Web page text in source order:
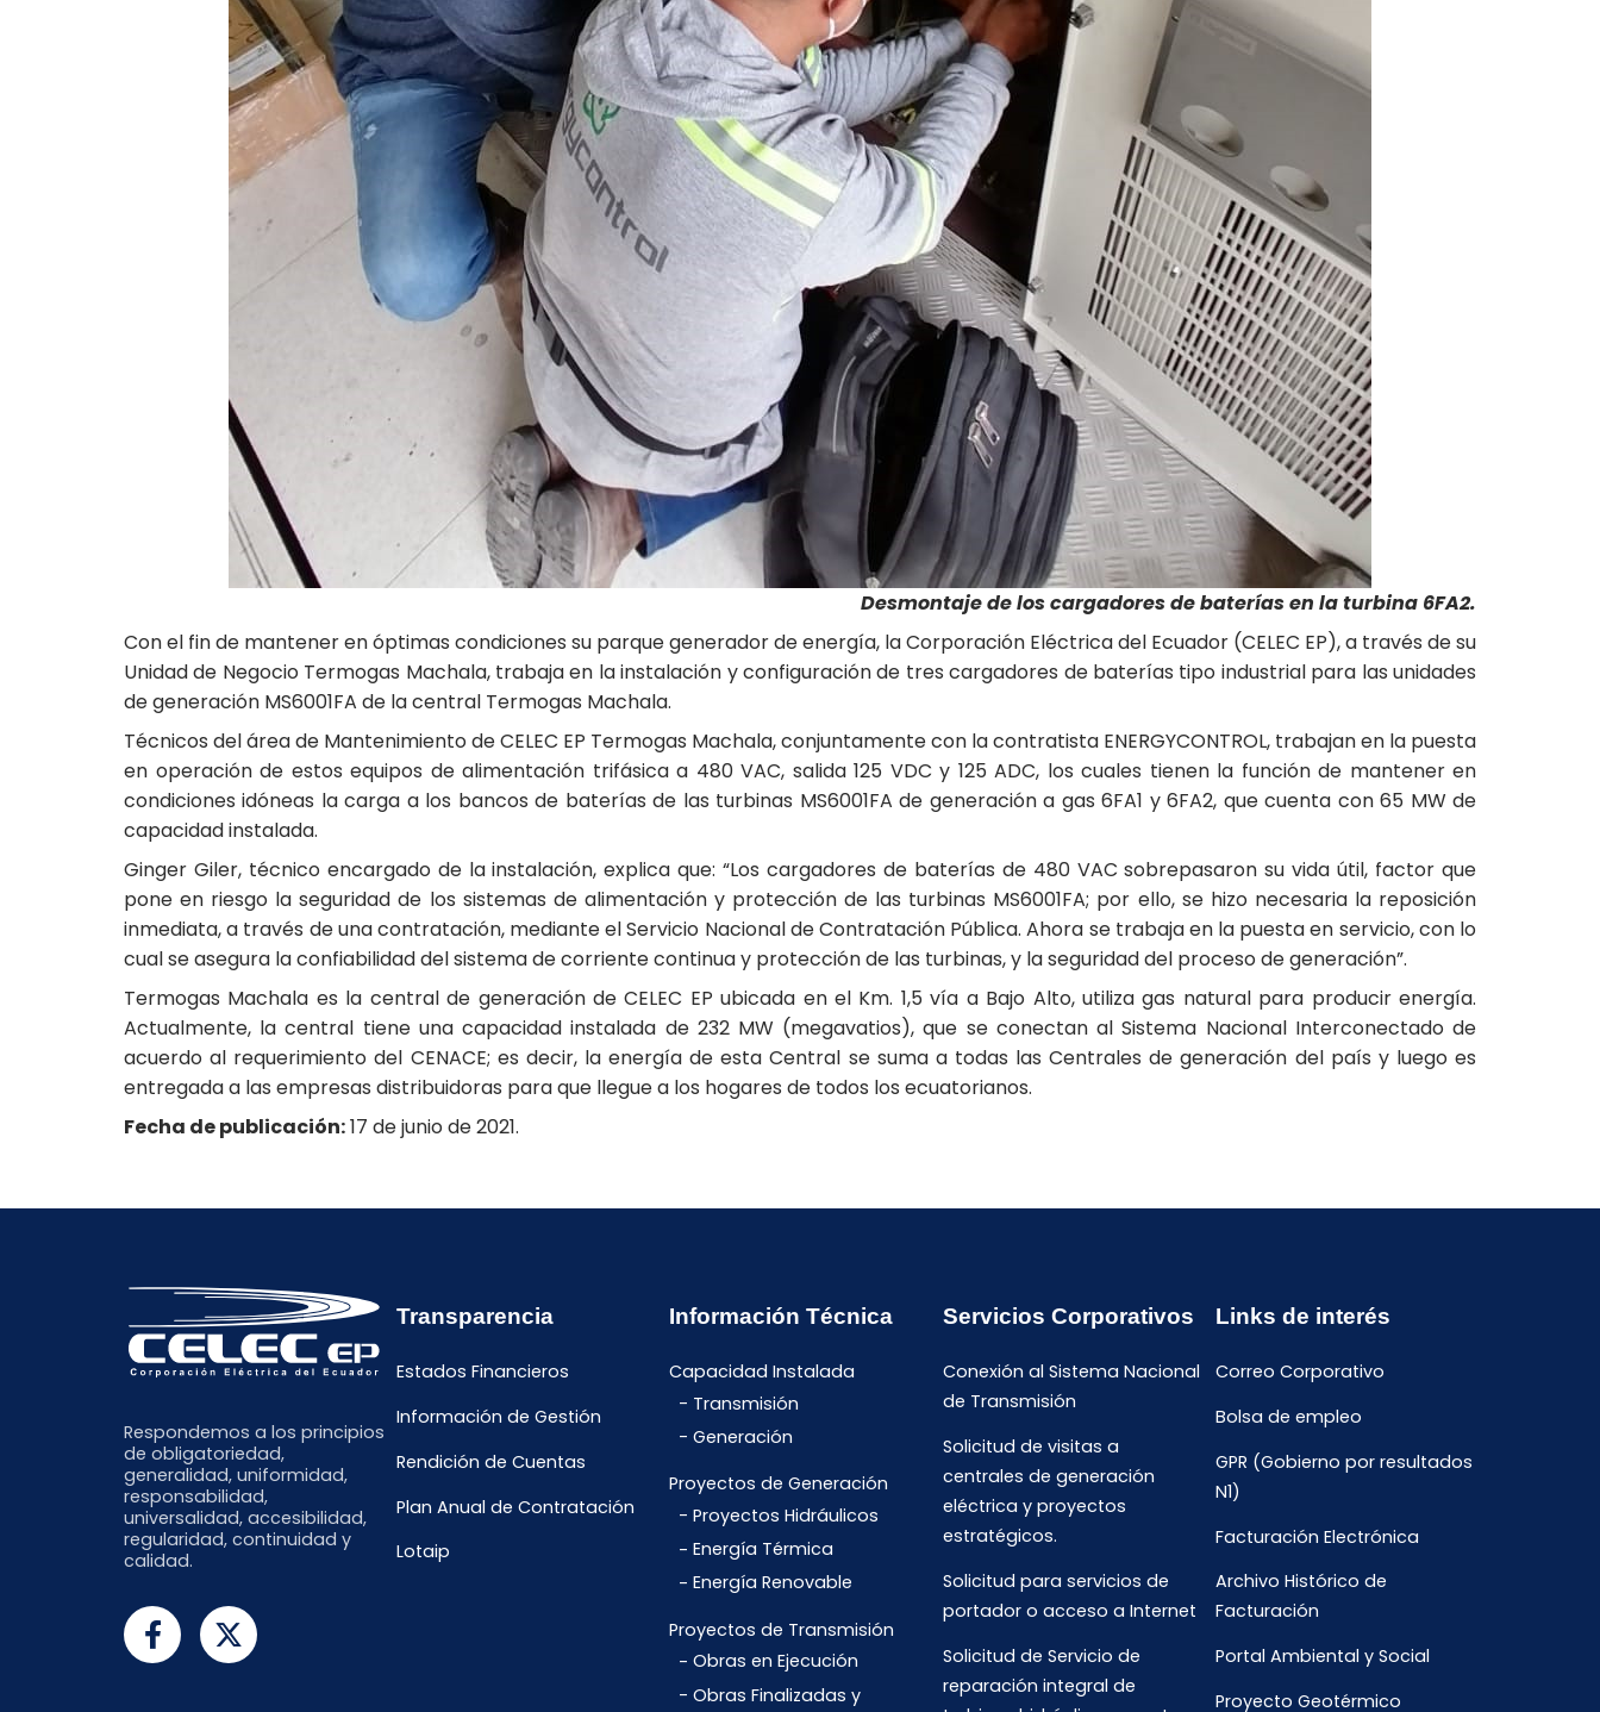
Desmontaje de los cargadores de baterías en la turbina 6FA2.
Con el fin de mantener en óptimas condiciones su parque generador de energía, la Corporación Eléctrica del Ecuador (CELEC EP), a través de su
Unidad de Negocio Termogas Machala, trabaja en la instalación y configuración de tres cargadores de baterías tipo industrial para las unidades
de generación MS6001FA de la central Termogas Machala.
Técnicos del área de Mantenimiento de CELEC EP Termogas Machala, conjuntamente con la contratista ENERGYCONTROL, trabajan en la puesta
en operación de estos equipos de alimentación trifásica a 480 VAC, salida 125 VDC y 125 ADC, los cuales tienen la función de mantener en
condiciones idóneas la carga a los bancos de baterías de las turbinas MS6001FA de generación a gas 6FA1 y 6FA2, que cuenta con 65 MW de
capacidad instalada.
Ginger Giler, técnico encargado de la instalación, explica que: “Los cargadores de baterías de 480 VAC sobrepasaron su vida útil, factor que
pone en riesgo la seguridad de los sistemas de alimentación y protección de las turbinas MS6001FA; por ello, se hizo necesaria la reposición
inmediata, a través de una contratación, mediante el Servicio Nacional de Contratación Pública. Ahora se trabaja en la puesta en servicio, con lo
cual se asegura la confiabilidad del sistema de corriente continua y protección de las turbinas, y la seguridad del proceso de generación”.
Termogas Machala es la central de generación de CELEC EP ubicada en el Km. 1,5 vía a Bajo Alto, utiliza gas natural para producir energía.
Actualmente, la central tiene una capacidad instalada de 232 MW (megavatios), que se conectan al Sistema Nacional Interconectado de
acuerdo al requerimiento del CENACE; es decir, la energía de esta Central se suma a todas las Centrales de generación del país y luego es
entregada a las empresas distribuidoras para que llegue a los hogares de todos los ecuatorianos.
Fecha de publicación:17 de junio de 2021.
Respondemos a los principios
de obligatoriedad,
generalidad, uniformidad,
responsabilidad,
universalidad, accesibilidad,
regularidad, continuidad y
calidad.
Transparencia
Estados Financieros
Información de Gestión
Rendición de Cuentas
Plan Anual de Contratación
Lotaip
Información Técnica
Capacidad Instalada
Transmisión
Generación
Proyectos de Generación
Proyectos Hidráulicos
Energía Térmica
Energía Renovable
Proyectos de Transmisión
Obras en Ejecución
Obras Finalizadas y
Servicios Corporativos
Conexión al Sistema Nacional
de Transmisión
Solicitud de visitas a
centrales de generación
eléctrica y proyectos
estratégicos.
Solicitud para servicios de
portador o acceso a Internet
Solicitud de Servicio de
reparación integral de
Links de interés
Correo Corporativo
Bolsa de empleo
GPR (Gobierno por resultados
N1)
Facturación Electrónica
Archivo Histórico de
Facturación
Portal Ambiental y Social
Proyecto Geotérmico